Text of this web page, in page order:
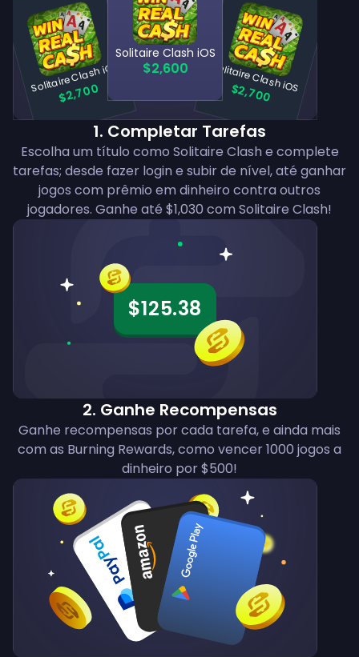
Solitaire Clash iOS
$2,700
Solitaire Clash iOS
$2,600 Solitaire Clash iOS
$2,700
1. Completar Tarefas
Escolha um título como Solitaire Clash e complete
tarefas; desde fazer login e subir de nível, até ganhar
jogos com prêmio em dinheiro contra outros
jogadores. Ganhe até $1,030 com Solitaire Clash!
$125.38
2. Ganhe Recompensas
Ganhe recompensas por cada tarefa, e ainda mais
com as Burning Rewards, como vencer 1000 jogos a
dinheiro por $500!